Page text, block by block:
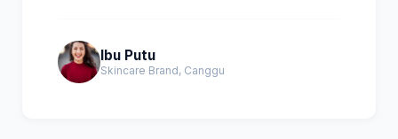
Ibu Putu
Skincare Brand, Canggu